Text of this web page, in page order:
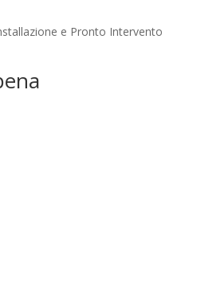
e Pronto Intervento